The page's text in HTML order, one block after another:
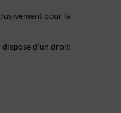
pour la
dispose d'un droit